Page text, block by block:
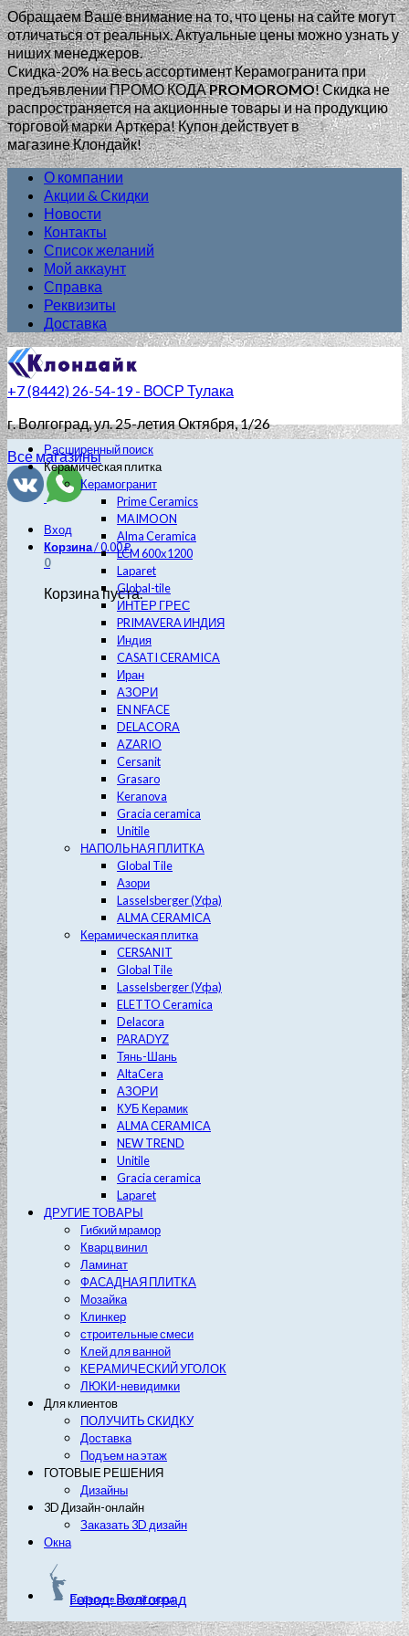
Обращаем Ваше внимание на то, что цены на сайте могут
отличаться от реальных. Актуальные цены можно узнать у
ниших менеджеров.
Скидка-20% на весь ассортимент Керамогранита при
предъявлении ПРОМО КОДАPROMOROMO!Скидка не
распространяется на акционные товары и на продукцию
торговой марки Арткера! Купон действует в
магазине Клондайк!
О компании
Акции & Скидки
Новости
Контакты
Список желаний
Мой аккаунт
Справка
Реквизиты
Доставка
+7 (8442) 26-54-19 - ВОСР Тулака
г. Волгоград, ул. 25-летия Октября, 1/26
Все магазины
Вход
Корзина/0.00₽
0
Корзина пуста.
Расширенный поиск
Керамическая плитка
Керамогранит
Prime Ceramics
MAIMOON
Alma Ceramica
LCM 600х1200
Laparet
Global-tile
ИНТЕР ГРЕС
PRIMAVERA ИНДИЯ
Индия
CASATI CERAMICA
Иран
АЗОРИ
EN NFACE
DELACORA
AZARIO
Cersanit
Grasaro
Keranova
Gracia ceramica
Unitile
НАПОЛЬНАЯ ПЛИТКА
Global Tile
Азори
Lasselsberger (Уфа)
ALMA CERAMICA
Керамическая плитка
CERSANIT
Global Tile
Lasselsberger (Уфа)
ELETTO Ceramica
Delacora
PARADYZ
Тянь-Шань
AltaCera
АЗОРИ
КУБ Керамик
ALMA CERAMICA
NEW TREND
Unitile
Gracia ceramica
Laparet
ДРУГИЕ ТОВАРЫ
Гибкий мрамор
Кварц винил
Ламинат
ФАСАДНАЯ ПЛИТКА
Мозайка
Клинкер
строительные смеси
Клей для ванной
КЕРАМИЧЕСКИЙ УГОЛОК
ЛЮКИ-невидимки
Для клиентов
ПОЛУЧИТЬ СКИДКУ
Доставка
Подъем на этаж
ГОТОВЫЕ РЕШЕНИЯ
Дизайны
3D Дизайн-онлайн
Заказать 3D дизайн
Окна
Город: Волгоград
Выберите другой город